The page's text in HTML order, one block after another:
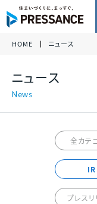
プ
新
プ
そ
万一、問題の
受付時間 /
経営理念
会社概要 /
アクセス
ニュース
ファミリーマ
サステナビリティ
HOME ニュース
ニュース
全カテ
IR
プレスリ